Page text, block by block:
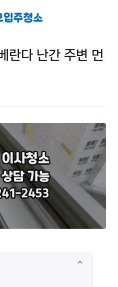
란다 난간 주변 먼